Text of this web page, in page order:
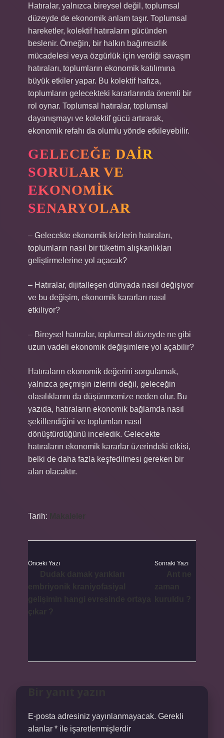
Hatıralar, yalnızca bireysel değil, toplumsal
düzeyde de ekonomik anlam taşır. Toplumsal
hareketler, kolektif hatıraların gücünden
beslenir. Örneğin, bir halkın bağımsızlık
mücadelesi veya özgürlük için verdiği savaşın
hatıraları, toplumların ekonomik katılımına
büyük etkiler yapar. Bu kolektif hafıza,
toplumların gelecekteki kararlarında önemli bir
rol oynar. Toplumsal hatıralar, toplumsal
dayanışmayı ve kolektif gücü artırarak,
ekonomik refahı da olumlu yönde etkileyebilir.
GELECEĞE DAIR
SORULAR VE
EKONOMIK
SENARYOLAR
– Gelecekte ekonomik krizlerin hatıraları,
toplumların nasıl bir tüketim alışkanlıkları
geliştirmelerine yol açacak?
– Hatıralar, dijitalleşen dünyada nasıl değişiyor
ve bu değişim, ekonomik kararları nasıl
etkiliyor?
– Bireysel hatıralar, toplumsal düzeyde ne gibi
uzun vadeli ekonomik değişimlere yol açabilir?
Hatıraların ekonomik değerini sorgulamak,
yalnızca geçmişin izlerini değil, geleceğin
olasılıklarını da düşünmemize neden olur. Bu
yazıda, hatıraların ekonomik bağlamda nasıl
şekillendiğini ve toplumları nasıl
dönüştürdüğünü inceledik. Gelecekte
hatıraların ekonomik kararlar üzerindeki etkisi,
belki de daha fazla keşfedilmesi gereken bir
alan olacaktır.
Tarih:
Önceki Yazı Sonraki Yazı
E-posta adresiniz yayınlanmayacak. Gerekli
alanlar * ile işaretlenmişlerdir